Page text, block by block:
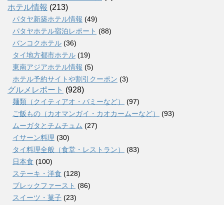
ホテル情報 (213)
パタヤ新築ホテル情報 (49)
パタヤホテル宿泊レポート (88)
バンコクホテル (36)
タイ地方都市ホテル (19)
東南アジアホテル情報 (5)
ホテル予約サイトや割引クーポン (3)
グルメレポート (928)
麺類（クイティアオ・バミーなど）
(97)
ご飯もの（カオマンガイ・カオカームーなど）
(93)
ムーガタとチムチュム (27)
イサーン料理 (30)
タイ料理全般（食堂・レストラン）
(83)
日本食 (100)
ステーキ・洋食 (128)
ブレックファースト (86)
スイーツ・菓子 (23)